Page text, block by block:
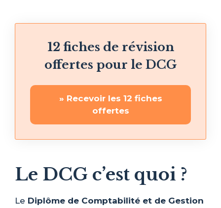
12 fiches de révision
offertes pour le DCG
» Recevoir les 12 fiches
offertes
Le DCG c’est quoi ?
Le Diplôme de Comptabilité et de Gestion